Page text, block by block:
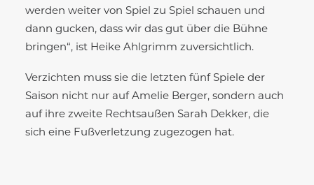
werden weiter von Spiel zu Spiel schauen und
dann gucken, dass wir das gut über die Bühne
bringen“, ist Heike Ahlgrimm zuversichtlich.
Verzichten muss sie die letzten fünf Spiele der
Saison nicht nur auf Amelie Berger, sondern auch
auf ihre zweite Rechtsaußen Sarah Dekker, die
sich eine Fußverletzung zugezogen hat.